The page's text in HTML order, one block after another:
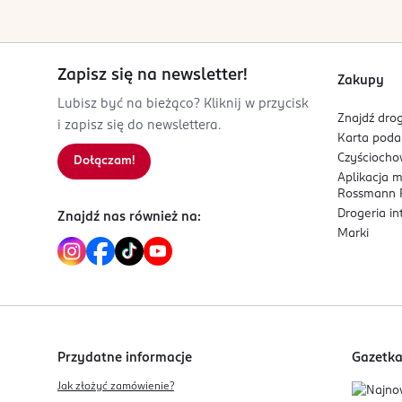
Zapisz się na newsletter!
Lubisz być na bieżąco? Kliknij w przycisk
i zapisz się do newslettera.
Dołączam!
Znajdź nas również na:
Zakupy
Znajdź
Karta
Aplikacja
Rossmann
Drogeria
Marki
Przydatne informacje
Jak złożyć zamówienie?
Gazetka